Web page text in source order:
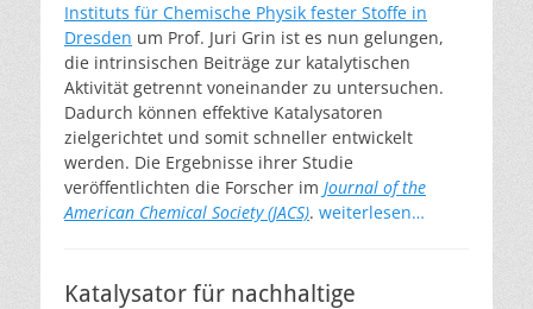
Instituts für Chemische Physik fester Stoffe in
Dresden um Prof. Juri Grin ist es nun gelungen,
die intrinsischen Beiträge zur katalytischen
Aktivität getrennt voneinander zu untersuchen.
Dadurch können effektive Katalysatoren
zielgerichtet und somit schneller entwickelt
werden. Die Ergebnisse ihrer Studie
veröffentlichten die Forscher im Journal of the
American Chemical Society (JACS). weiterlesen…
Katalysator für nachhaltige